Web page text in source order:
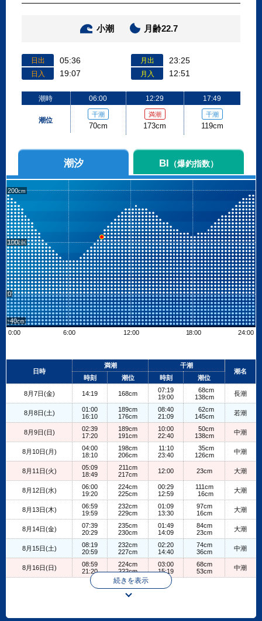
小潮 月齢22.7
日出 05:36
日入 19:07
月出 23:25
月入 12:51
潮時
潮位
06:00
干潮
70cm
12:29
満潮
173cm
17:49
干潮
119cm
潮汐 BI （爆釣指数）
200
100
0
-40
0:00
6:00 12:00 18:00 24:00
+
日時
満潮
干潮
潮名
時刻
潮位 時刻 潮位
8月7日(金) 14:19 168cm
07:19
19:00
68cm
138cm
長潮
8月8日(土)
01:00
16:10
189cm
176cm
08:40
21:09
62cm
145cm
若潮
8月9日(日)
02:39
17:20
189cm
191cm
10:00
22:40
50cm
138cm
中潮
8月10日(月)
04:00
18:10
198cm
206cm
11:10
23:40
35cm
126cm
中潮
8月11日(火)
05:09
18:49
211cm
217cm
12:00 23cm 大潮
8月12日(水)
06:00
19:20
224cm
225cm
00:29
12:59
111cm
16cm
大潮
8月13日(木)
06:59
19:59
232cm
229cm
01:09
13:30
97cm
16cm
大潮
8月14日(金)
07:39
20:29
235cm
230cm
01:49
14:09
84cm
23cm
大潮
8月15日(土)
08:19
20:59
232cm
227cm
02:20
14:40
74cm
36cm
中潮
8月16日(日)
08:59
21:20
224cm
222cm
03:00
15:19
68cm
53cm
中潮
続きを表示